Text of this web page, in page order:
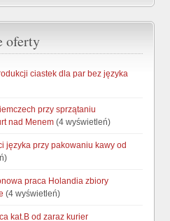
oferty
ciastek dla par bez języka
przy sprzątaniu
nad Menem (4 wyświetleń)
języka przy pakowaniu kawy od
praca Holandia zbiory
(4 wyświetleń)
kat.B od zaraz kurier